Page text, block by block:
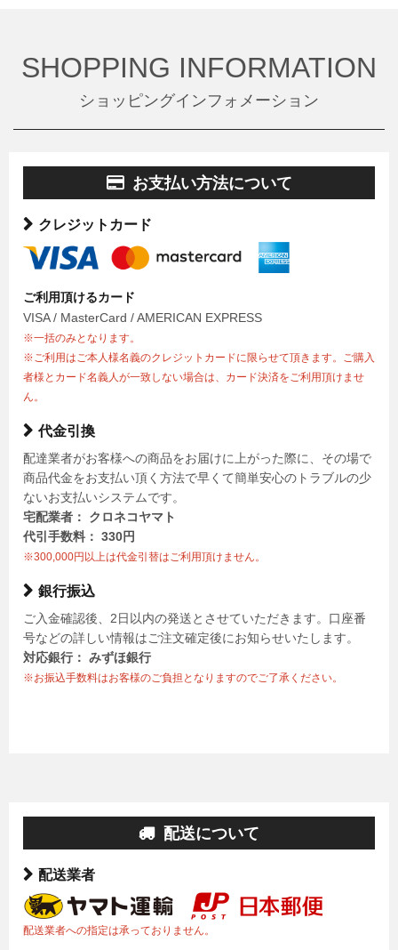
SHOPPING INFORMATION
ショッピングインフォメーション
お支払い方法について
クレジットカード
ご利用頂けるカード
VISA / MasterCard / AMERICAN EXPRESS
※一括のみとなります。
※ご利用はご本人様名義のクレジットカードに限らせて頂きます。ご購入
者様とカード名義人が一致しない場合は、カード決済をご利用頂けませ
ん。
代金引換
配達業者がお客様への商品をお届けに上がった際に、その場で
商品代金をお支払い頂く方法で早くて簡単安心のトラブルの少
ないお支払いシステムです。
宅配業者： クロネコヤマト
代引手数料： 330円
※300,000円以上は代金引替はご利用頂けません。
銀行振込
ご入金確認後、2日以内の発送とさせていただきます。口座番
号などの詳しい情報はご注文確定後にお知らせいたします。
対応銀行： みずほ銀行
※お振込手数料はお客様のご負担となりますのでご了承ください。
配送について
配送業者
配送業者への指定は承っておりません。